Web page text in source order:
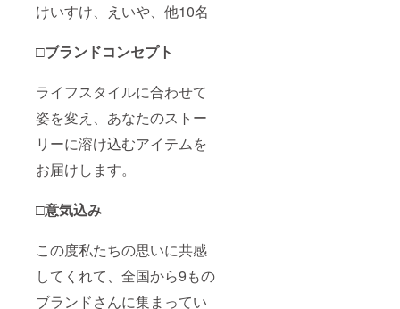
けいすけ、えいや、他10名
□ブランドコンセプト
ライフスタイルに合わせて
姿を変え、あなたのストー
リーに溶け込むアイテムを
お届けします。
□意気込み
この度私たちの思いに共感
してくれて、全国から9もの
ブランドさんに集まってい